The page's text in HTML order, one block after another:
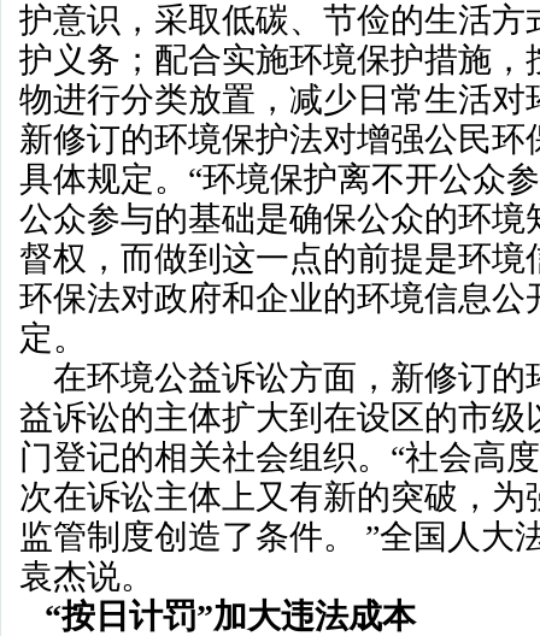
护意识，采取低碳、节俭的生活方
护义务；配合实施环境保护措施，
物进行分类放置，减少日常生活
新修订的环境保护法对增强公民环
具体规定。“环境保护离不开公众
公众参与的基础是确保公众的环境
督权，而做到这一点的前提是环境
环保法对政府和企业的环境信息公
定。
在环境公益诉讼方面，新修订的
益诉讼的主体扩大到在设区的市级
门登记的相关社会组织。“社会高
次在诉讼主体上又有新的突破，为
监管制度创造了条件。 ”全国人大
袁杰说。
“按日计罚”加大违法成本